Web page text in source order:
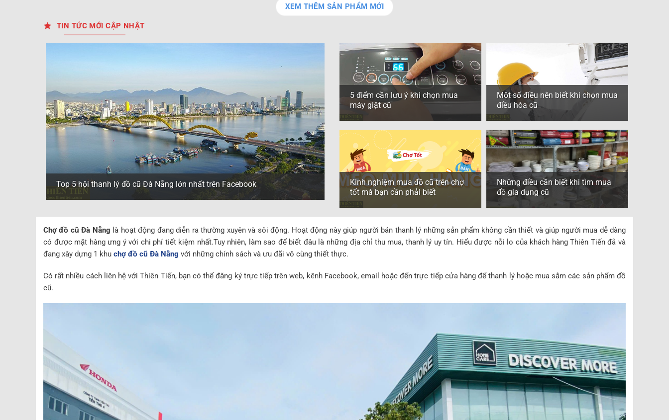
XEM THÊM SẢN PHẨM MỚI
TIN TỨC MỚI CẬP NHẬT
Top 5 hội thanh lý đồ cũ Đà Nẵng lớn nhất trên Facebook
5 điểm cần lưu ý khi chọn mua
máy giặt cũ
Một số điều nên biết khi chọn mua
điều hòa cũ
Kinh nghiệm mua đồ cũ trên chợ
tốt mà bạn cần phải biết
Những điều cần biết khi tìm mua
đồ gia dụng cũ
Chợ đồ cũ Đà Nẵng là hoạt động đang diễn ra thường xuyên và sôi động. Hoạt động này giúp người bán thanh lý những sản phẩm không cần thiết và giúp người mua dễ dàng
có được mặt hàng ưng ý với chi phí tiết kiệm nhất.Tuy nhiên, làm sao để biết đâu là những địa chỉ thu mua, thanh lý uy tín. Hiểu được nỗi lo của khách hàng Thiên Tiến đã và
đang xây dựng 1 khu chợ đồ cũ Đà Nẵng với những chính sách và ưu đãi vô cùng thiết thực.
Có rất nhiều cách liên hệ với Thiên Tiến, bạn có thể đăng ký trực tiếp trên web, kênh Facebook, email hoặc đến trực tiếp cửa hàng để thanh lý hoặc mua sắm các sản phẩm đồ
cũ.